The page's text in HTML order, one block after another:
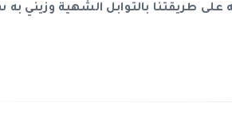
طريقتنا بالتوابل الشهية وزيني